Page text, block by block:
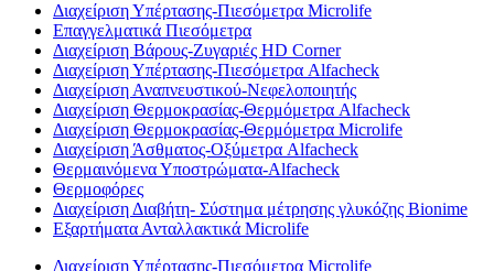
Διαχείριση Υπέρτασης-Πιεσόμετρα Microlife
Επαγγελματικά Πιεσόμετρα
Διαχείριση Βάρους-Ζυγαριές HD Corner
Διαχείριση Υπέρτασης-Πιεσόμετρα Alfacheck
Διαχείριση Αναπνευστικού-Νεφελοποιητής
Διαχείριση Θερμοκρασίας-Θερμόμετρα Alfacheck
Διαχείριση Θερμοκρασίας-Θερμόμετρα Microlife
Διαχείριση Άσθματος-Οξύμετρα Alfacheck
Θερμαινόμενα Υποστρώματα-Alfacheck
Θερμοφόρες
Διαχείριση Διαβήτη- Σύστημα μέτρησης γλυκόζης Bionime
Εξαρτήματα Ανταλλακτικά Microlife
Διαχείριση Υπέρτασης-Πιεσόμετρα Microlife